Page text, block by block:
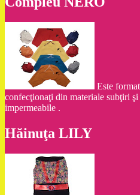
Este
confecţionaţi din materiale subţiri
impermeabile .
Hăinuţa LILY